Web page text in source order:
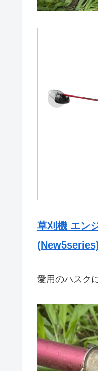
草刈機 エン
愛用のハスク